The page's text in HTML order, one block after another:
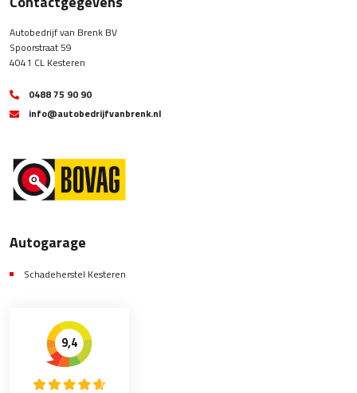
Autobedrijf van Brenk BV
Spoorstraat 59
4041 CL Kesteren
0488 75 90 90
info@autobedrijfvanbrenk.nl
Autogarage
Schadeherstel Kesteren
9,4